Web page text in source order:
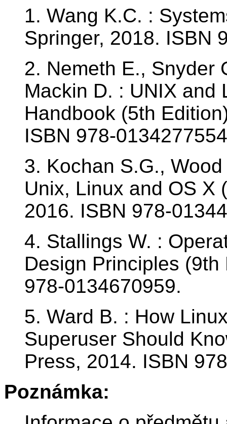
1. Wang K.C. :
Springer, 2018. ISBN
2. Nemeth E., Snyder
Mackin D. : UNIX and
Handbook (5th
ISBN 978-
3. Kochan S.G.,
Unix, Linux and OS X
2016. ISBN 978-
4. Stallings W. :
Design Principles
978-0134670959.
5. Ward B. : How
Superuser Should
Press, 2014. ISBN
Poznámka: